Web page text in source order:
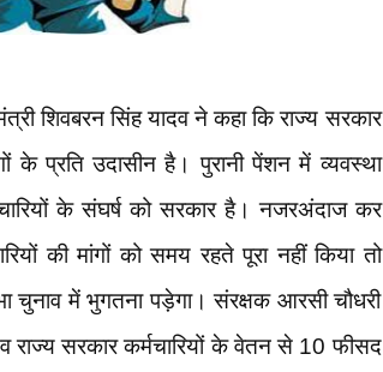
शिवबरन सिंह यादव ने कहा कि राज्य सरकार
के प्रति उदासीन है। पुरानी पेंशन में व्यवस्था
के संघर्ष को सरकार है। नजरअंदाज कर
की मांगों को समय रहते पूरा नहीं किया तो
चुनाव में भुगतना पड़ेगा। संरक्षक आरसी चौधरी
राज्य सरकार कर्मचारियों के वेतन से 10 फीसद